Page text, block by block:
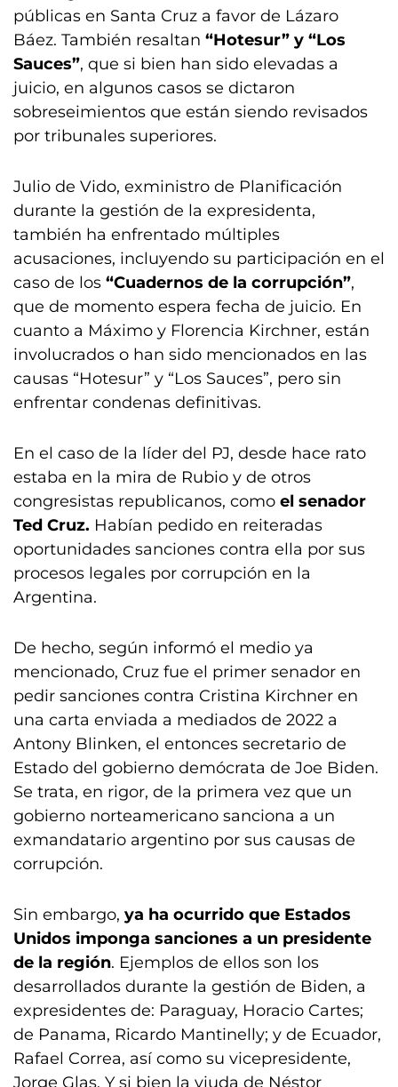
públicas en Santa Cruz a favor de Lázaro
Báez. También resaltan “Hotesur” y “Los
Sauces”, que si bien han sido elevadas a
juicio, en algunos casos se dictaron
sobreseimientos que están siendo revisados
por tribunales superiores.
Julio de Vido, exministro de Planificación
durante la gestión de la expresidenta,
también ha enfrentado múltiples
acusaciones, incluyendo su participación en el
caso de los “Cuadernos de la corrupción”,
que de momento espera fecha de juicio. En
cuanto a Máximo y Florencia Kirchner, están
involucrados o han sido mencionados en las
causas “Hotesur” y “Los Sauces”, pero sin
enfrentar condenas definitivas.
En el caso de la líder del PJ, desde hace rato
estaba en la mira de Rubio y de otros
congresistas republicanos, como el senador
Ted Cruz. Habían pedido en reiteradas
oportunidades sanciones contra ella por sus
procesos legales por corrupción en la
Argentina.
De hecho, según informó el medio ya
mencionado, Cruz fue el primer senador en
pedir sanciones contra Cristina Kirchner en
una carta enviada a mediados de 2022 a
Antony Blinken, el entonces secretario de
Estado del gobierno demócrata de Joe Biden.
Se trata, en rigor, de la primera vez que un
gobierno norteamericano sanciona a un
exmandatario argentino por sus causas de
corrupción.
Sin embargo, ya ha ocurrido que Estados
Unidos imponga sanciones a un presidente
de la región. Ejemplos de ellos son los
desarrollados durante la gestión de Biden, a
expresidentes de: Paraguay, Horacio Cartes;
de Panama, Ricardo Mantinelly; y de Ecuador,
Rafael Correa, así como su vicepresidente,
Jorge Glas. Y si bien la viuda de Néstor